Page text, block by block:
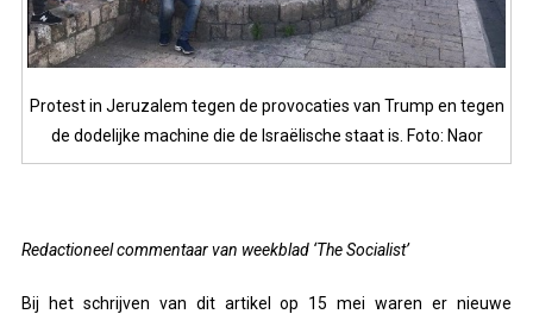
Protest in Jeruzalem tegen de provocaties van Trump en tegen
de dodelijke machine die de Israëlische staat is. Foto: Naor
Redactioneel commentaar van weekblad ‘The Socialist’
Bij het schrijven van dit artikel op 15 mei waren er nieuwe